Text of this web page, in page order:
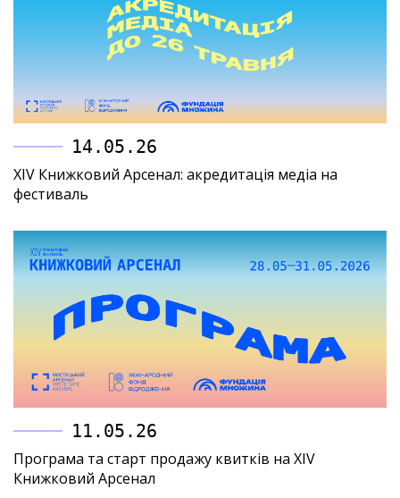
14.05.26
XIV Книжковий Арсенал: акредитація медіа на
фестиваль
11.05.26
Програма та старт продажу квитків на XIV
Книжковий Арсенал